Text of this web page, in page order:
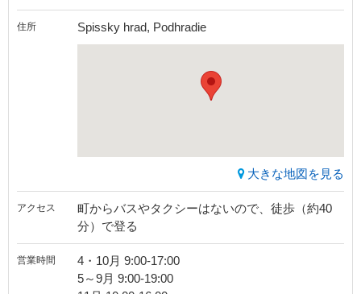
住所 Spissky hrad, Podhradie
大きな地図を見る
アクセス
町からバスやタクシーはないので、徒歩（約40
分）で登る
営業時間
4・10月 9:00-17:00
5～9月 9:00-19:00